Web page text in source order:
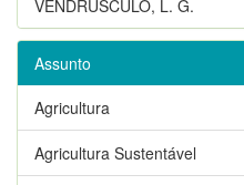
VENDRUSCULO, L. G.
Assunto
Agricultura
Agricultura Sustentável